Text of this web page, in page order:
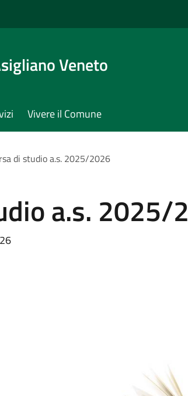
Veneto
Vivere il Comune
di studio a.s. 2025/2026
a.s. 2025/